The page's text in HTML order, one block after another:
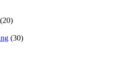
(20)
(30)